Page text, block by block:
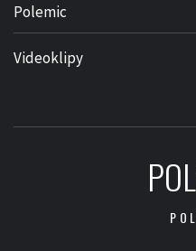
Polemic
Videoklipy